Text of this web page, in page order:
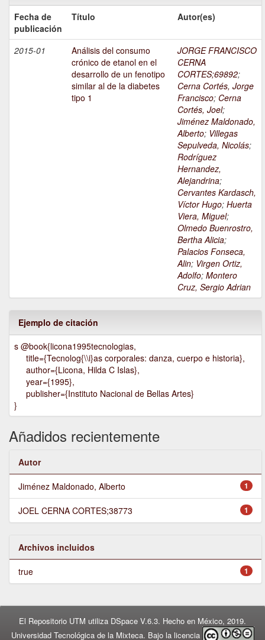
Fecha de
publicación
Título Autor(es)
2015-01
Análisis del consumo
crónico de etanol en el
desarrollo de un fenotipo
similar al de la diabetes
tipo 1
JORGE FRANCISCO
CERNA
CORTES;69892;
Cerna Cortés, Jorge
Francisco; Cerna
Cortés, Joel;
Jiménez Maldonado,
Alberto; Villegas
Sepulveda, Nicolás;
Rodríguez
Hernandez,
Alejandrina;
Cervantes Kardasch,
Víctor Hugo; Huerta
Viera, Miguel;
Olmedo Buenrostro,
Bertha Alicia;
Palacios Fonseca,
Alin; Virgen Ortiz,
Adolfo; Montero
Cruz, Sergio Adrian
Ejemplo de citación
s @book{licona1995tecnologias,
title={Tecnolog{\\i}as corporales: danza, cuerpo e historia},
author={Licona, Hilda C Islas},
year={1995},
publisher={Instituto Nacional de Bellas Artes}
}
Añadidos recientemente
Autor
1
Jiménez Maldonado, Alberto
1
JOEL CERNA CORTES;38773
Archivos incluidos
1
true
El Repositorio UTM utiliza DSpace V.6.3. Hecho en México, 2019.
Universidad Tecnológica de la Mixteca. Bajo la licencia